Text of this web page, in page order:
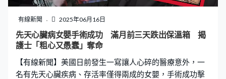
色) $42.9 意大利 Jar Meló Super Soft Modelling Dough (6
色) $128 中國 Carioca Baby Do Modelling Dough (8色)
$89 中國 Dais
有線新聞 2025年06月16日
先天心臟病女嬰手術成功 滿月前三天跌出保溫箱 揭
護士「粗心又愚蠢」奪命
【有線新聞】美國日前發生一寫讓人心碎的醫療意外，一
名有先天心臟疾病、存活率僅得兩成的女嬰，手術成功擊